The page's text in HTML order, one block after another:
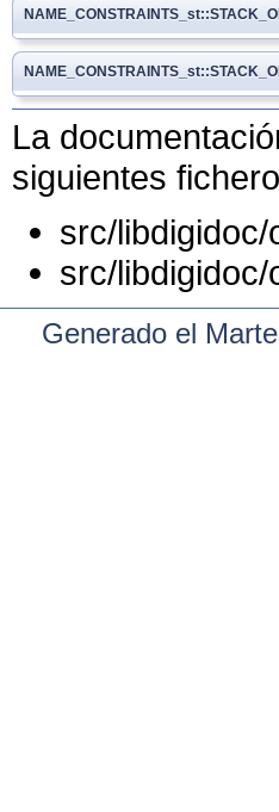
La
siguientes
src/
src/
Generado el